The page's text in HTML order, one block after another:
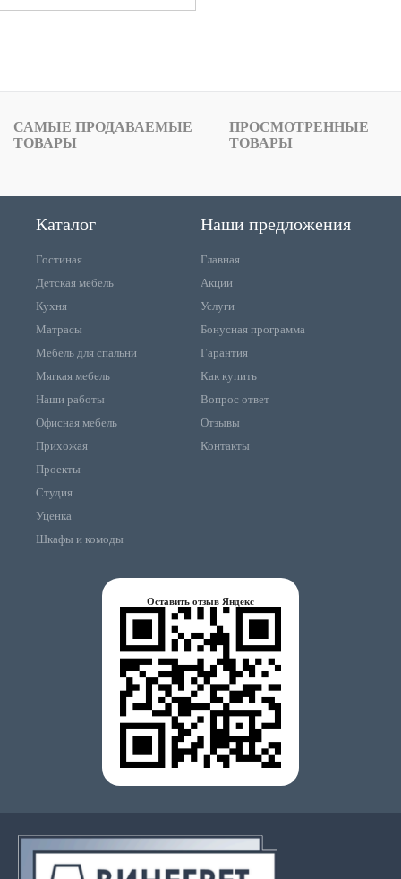
САМЫЕ ПРОДАВАЕМЫЕ
ТОВАРЫ
ПРОСМОТРЕННЫЕ
ТОВАРЫ
Каталог
Гостиная
Детская мебель
Кухня
Матрасы
Мебель для спальни
Мягкая мебель
Наши работы
Офисная мебель
Прихожая
Проекты
Студия
Уценка
Шкафы и комоды
Наши предложения
Главная
Акции
Услуги
Бонусная программа
Гарантия
Как купить
Вопрос ответ
Отзывы
Контакты
Оставить отзыв Яндекс